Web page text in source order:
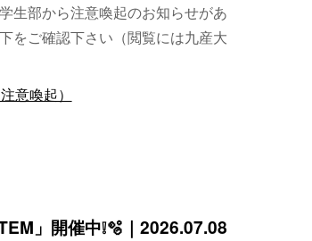
生部から注意喚起のお知らせがあ
をご確認下さい（閲覧には九産大
意喚起）
」開催中❕🫧｜2026.07.08